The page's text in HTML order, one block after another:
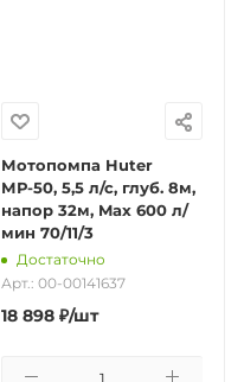
Мотопомпа Huter
МР-50, 5,5 л/с, глуб. 8м,
напор 32м, Max 600 л/
мин 70/11/3
Достаточно
Арт.: 00-00141637
18 898₽/шт